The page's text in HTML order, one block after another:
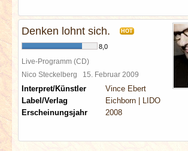
Denken lohnt sich. HOT
8,0
Live-Programm (CD)
Nico Steckelberg 15. Februar 2009
Interpret/Künstler
Vince Ebert
Label/Verlag
Eichborn | LIDO
Erscheinungsjahr
2008